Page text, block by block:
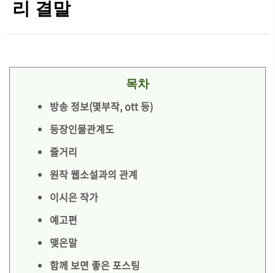
리 결말
목차
방송 정보(몇부작, ott 등)
등장인물관계도
줄거리
원작 웹소설과의 관계
이시은 작가
예고편
맺은말
함께 보면 좋은 포스팅